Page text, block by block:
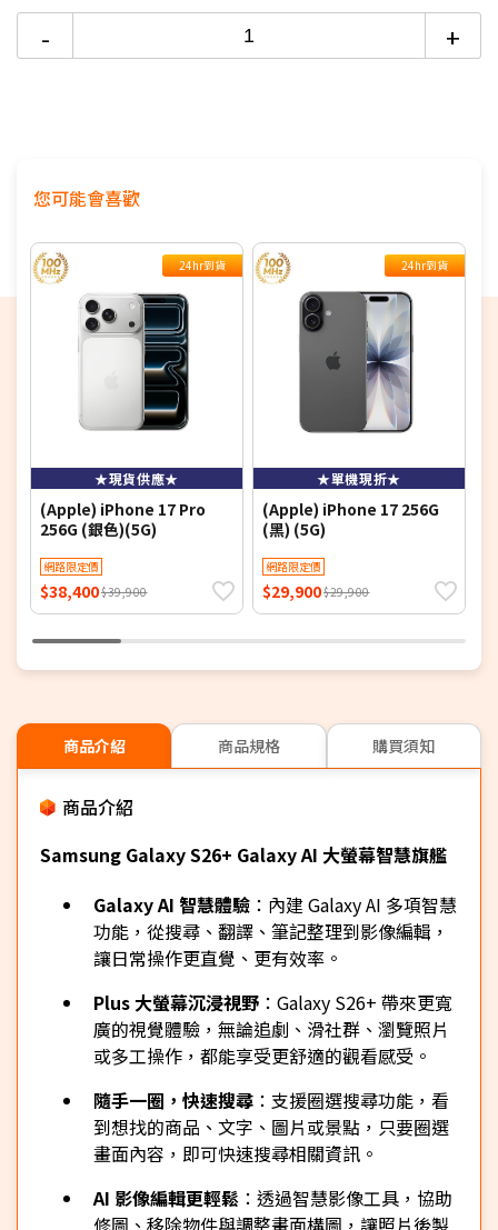
推薦支援NRCA手機→點我看達人教你買
點我看▶S26系列專用配件
120Hz 智慧動態調節畫面更新率
- +
您可能會喜歡
24hr到貨
★現貨供應★
(Apple) iPhone 17 Pro
256G (銀色)(5G)
網路限定價
$38,400$39,900
24hr到貨
★單機現折★
(Apple) iPhone 17 256G
(黑) (5G)
網路限定價
$29,900$29,900
商品介紹 商品規格 購買須知
商品介紹
Samsung Galaxy S26+ Galaxy AI 大螢幕智慧旗艦
Galaxy AI 智慧體驗 ：內建 Galaxy AI 多項智慧
功能，從搜尋、翻譯、筆記整理到影像編輯，
讓日常操作更直覺、更有效率。
Plus 大螢幕沉浸視野 ：Galaxy S26+ 帶來更寬
廣的視覺體驗，無論追劇、滑社群、瀏覽照片
或多工操作，都能享受更舒適的觀看感受。
隨手一圈，快速搜尋 ：支援圈選搜尋功能，看
到想找的商品、文字、圖片或景點，只要圈選
畫面內容，即可快速搜尋相關資訊。
AI 影像編輯更輕鬆 ：透過智慧影像工具，協助
修圖、移除物件與調整畫面構圖，讓照片後製